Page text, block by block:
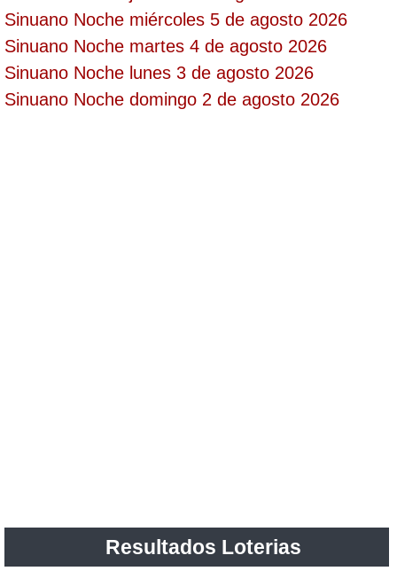
Sinuano Noche
Super Chontico Noche
Sinuano Noche miércoles 5 de agosto 2026
Sinuano Noche martes 4 de agosto 2026
Sinuano Noche lunes 3 de agosto 2026
Sinuano Noche domingo 2 de agosto 2026
Resultados Loterias